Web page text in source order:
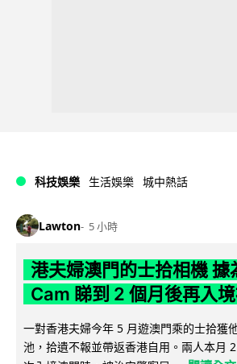
科技娛樂 生活娛樂 城中熱話
Lawton 5 小時
港夫婦澳門的士拾相機 據
Cam 睇到 2 個月後再入
一對香港夫婦今年 5 月遊澳門乘的士拾獲
池，拾遺不報並帶返香港自用。兩人本月